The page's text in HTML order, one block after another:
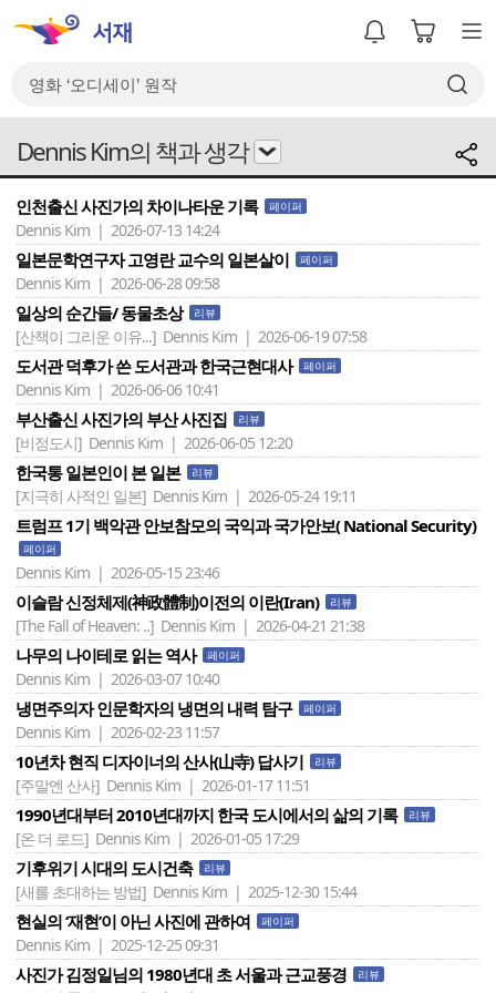
Dennis Kim의 책과 생각
인천출신 사진가의 차이나타운 기록 페이퍼
Dennis Kim | 2026-07-13 14:24
일본문학연구자 고영란 교수의 일본살이 페이퍼
Dennis Kim | 2026-06-28 09:58
일상의 순간들/ 동물초상 리뷰
[산책이 그리운 이유...] Dennis Kim | 2026-06-19 07:58
도서관 덕후가 쓴 도서관과 한국근현대사 페이퍼
Dennis Kim | 2026-06-06 10:41
부산출신 사진가의 부산 사진집 리뷰
[비정도시] Dennis Kim | 2026-06-05 12:20
한국통 일본인이 본 일본 리뷰
[지극히 사적인 일본] Dennis Kim | 2026-05-24 19:11
트럼프 1기 백악관 안보참모의 국익과 국가안보( National Security)
페이퍼
Dennis Kim | 2026-05-15 23:46
이슬람 신정체제(神政體制)이전의 이란(Iran) 리뷰
[The Fall of Heaven: ..] Dennis Kim | 2026-04-21 21:38
나무의 나이테로 읽는 역사 페이퍼
Dennis Kim | 2026-03-07 10:40
냉면주의자 인문학자의 냉면의 내력 탐구 페이퍼
Dennis Kim | 2026-02-23 11:57
10년차 현직 디자이너의 산사(山寺) 답사기 리뷰
[주말엔 산사] Dennis Kim | 2026-01-17 11:51
1990년대부터 2010년대까지 한국 도시에서의 삶의 기록 리뷰
[온 더 로드] Dennis Kim | 2026-01-05 17:29
기후위기 시대의 도시건축 리뷰
[새를 초대하는 방법] Dennis Kim | 2025-12-30 15:44
현실의 ‘재현’이 아닌 사진에 관하여 페이퍼
Dennis Kim | 2025-12-25 09:31
사진가 김정일님의 1980년대 초 서울과 근교풍경 리뷰